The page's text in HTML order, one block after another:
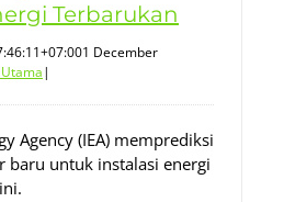
Terbarukan
1 December
|
Agency (IEA) memprediksi
baru untuk instalasi energi